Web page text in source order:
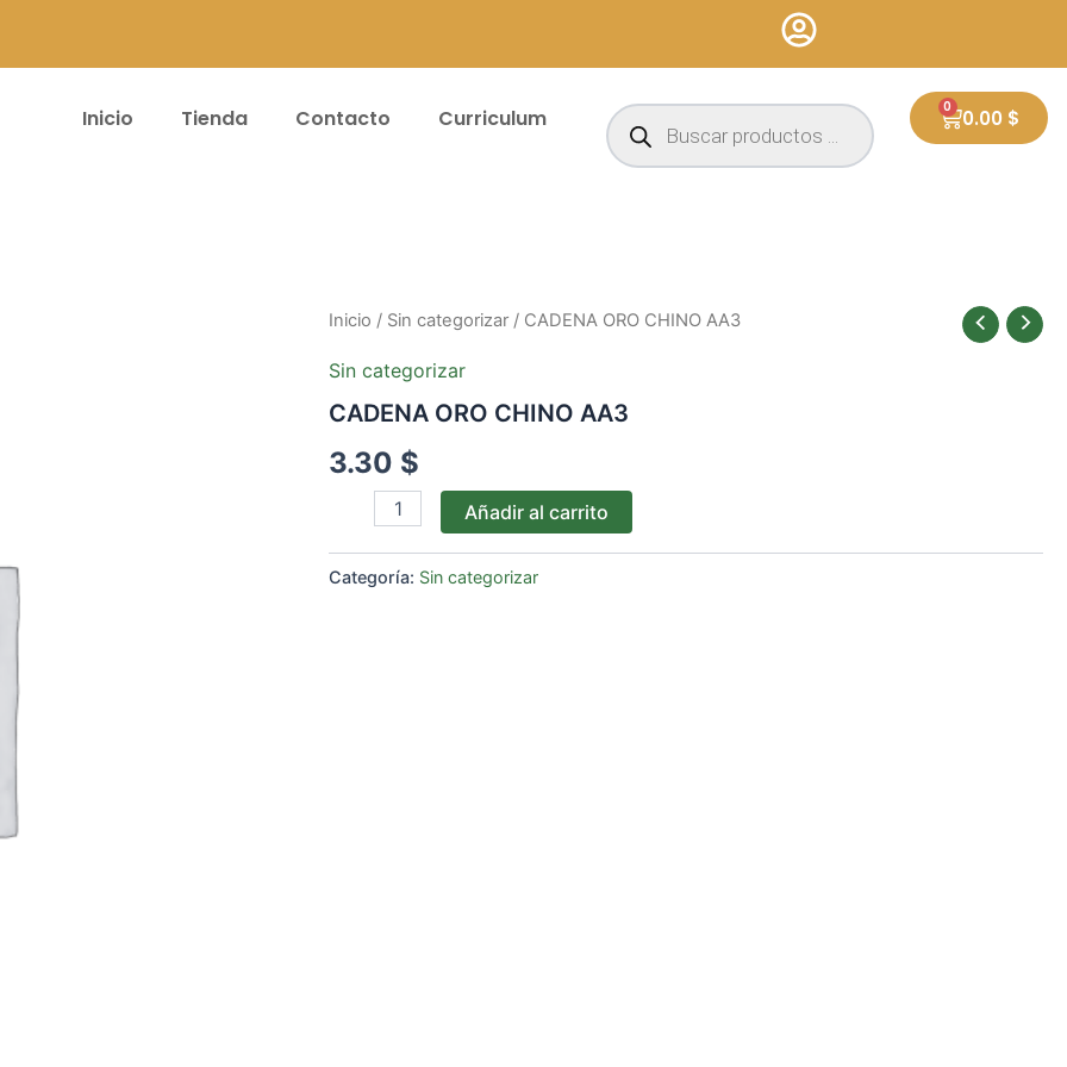
Inicio Tienda Contacto Curriculum
Búsqueda
de
productos
0.00 $
0
Cart
Inicio / Sin categorizar / CADENA ORO CHINO AA3
Sin categorizar
CADENA ORO CHINO AA3
3.30 $
CADENA
CHINO
cantidad
Añadir al carrito
Categoría: Sin categorizar